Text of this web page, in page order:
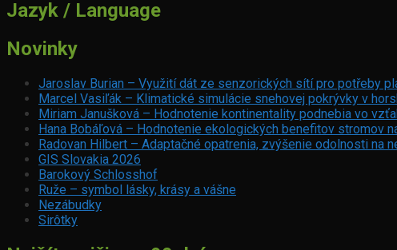
Jazyk / Language
Novinky
Jaroslav Burian – Využití dát ze senzorických sítí pro potřeby
Marcel Vasiľák – Klimatické simulácie snehovej pokrývky v
Miriam Janušková – Hodnotenie kontinentality podnebia vo
Hana Bobáľová – Hodnotenie ekologických benefitov stromov
Radovan Hilbert – Adaptačné opatrenia, zvýšenie odolnosti na
GIS Slovakia 2026
Barokový Schlosshof
Ruže – symbol lásky, krásy a vášne
Nezábudky
Sirôtky